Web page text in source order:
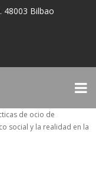
48003 Bilbao
de ocio de
social y la realidad en la